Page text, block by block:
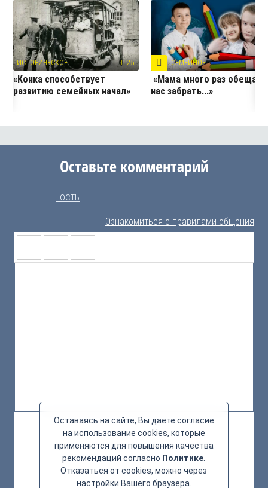
ИСТОРИЧЕСКОЕ 25
«Конка способствует
развитию семейных начал»
СЕМЕЙНОЕ
«Мама много раз обещала
нас забрать...»
Оставьте комментарий
Гость
Ознакомиться с правилами общения
Оставаясь на сайте, Вы даете согласие
на использование cookies, которые
применяются для повышения качества
рекомендаций согласно Политике
Отказаться от cookies, можно через
настройки Вашего браузера.